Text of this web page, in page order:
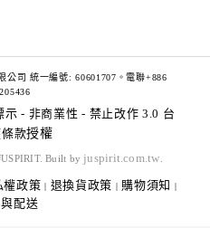
司 統一編號: 60601707。電聯+886
示 - 非商業性 - 禁止改作 3.0 台
款授權
Built by juspirit.com.tw
權政策 | 退換貨政策 | 購物須知 |
配送